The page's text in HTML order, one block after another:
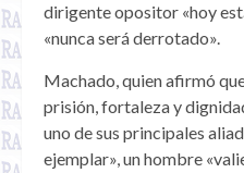
dirigente opositor «hoy
«nunca será derrotado».
Machado, quien afirmó
prisión, fortaleza y
uno de sus principales
ejemplar», un hombre